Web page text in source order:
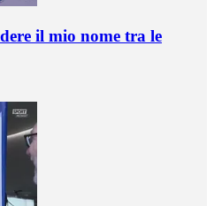
il mio nome tra le